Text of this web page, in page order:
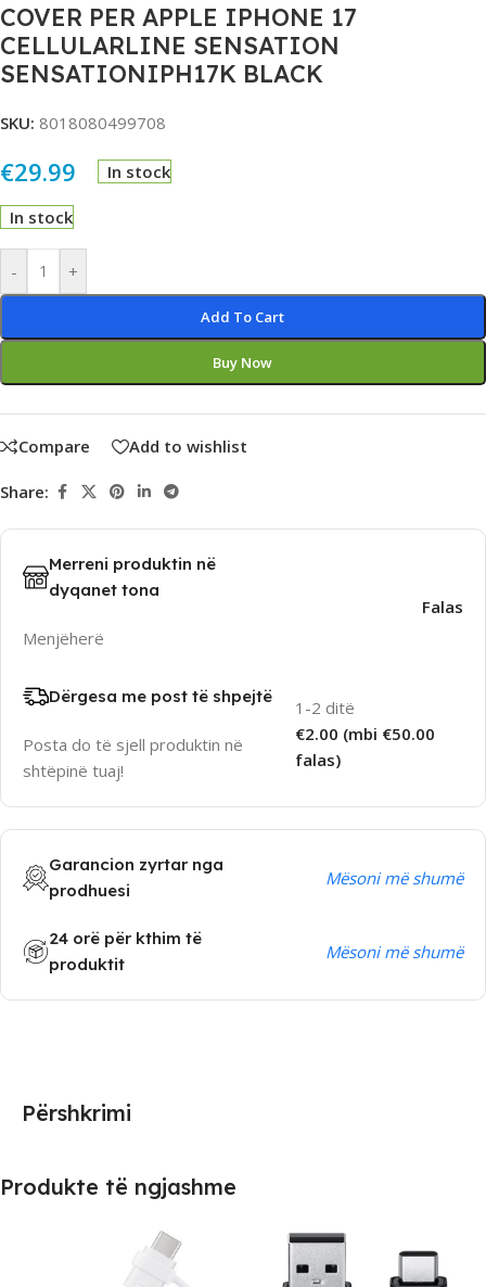
COVER PER APPLE IPHONE 17
CELLULARLINE SENSATION
SENSATIONIPH17K BLACK
SKU: 8018080499708
€29.99 In stock
In stock
- +
Add To Cart
Buy Now
Alternative:
Compare Add to wishlist
Share:
Merreni produktin në
dyqanet tona
Menjëherë
Falas
Dërgesa me post të shpejtë
Posta do të sjell produktin në
shtëpinë tuaj!
1-2 ditë
€2.00 (mbi €50.00
falas)
Garancion zyrtar nga
prodhuesi
Mësoni më shumë
24 orë për kthim të
produktit
Mësoni më shumë
Përshkrimi
Produkte të ngjashme